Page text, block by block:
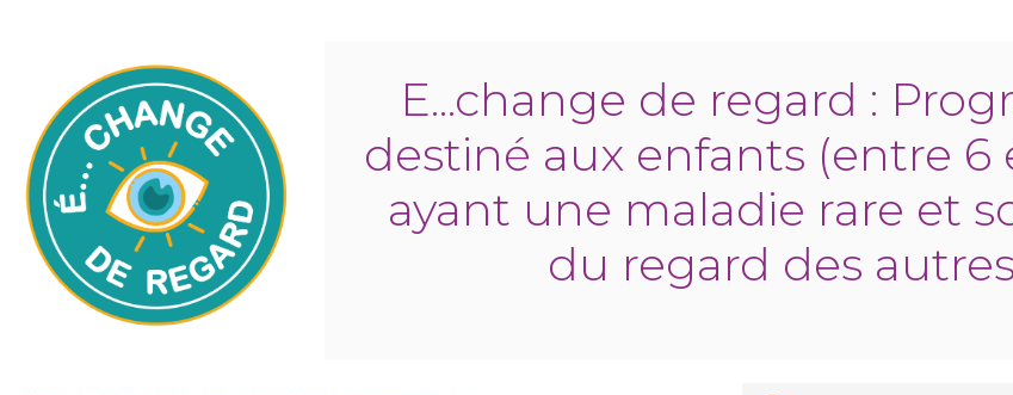
E...change de regard :
destiné aux enfants (entre 6
ayant une maladie rare et
du regard des autres